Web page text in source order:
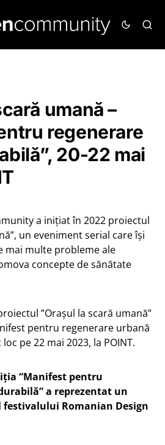
umană –
regenerare
20-22 mai
a inițiat în 2022 proiectul
un eveniment serial care își
mai multe probleme ale
concepte de sănătate
”Orașul la scară umană”
pentru regenerare urbană
pe 22 mai 2023, la POINT.
“Manifest pentru
a reprezentat un
Romanian Design